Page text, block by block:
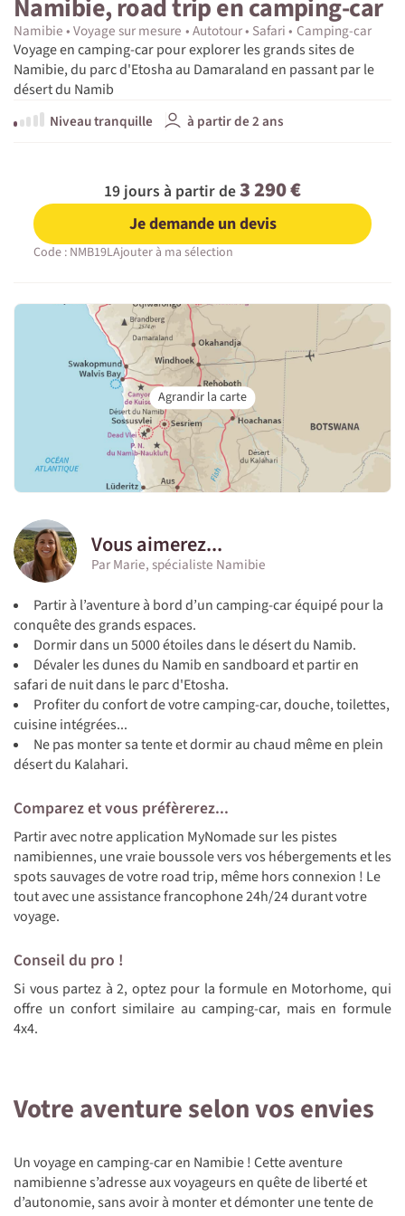
Namibie, road trip en camping-car
Namibie Voyage sur mesure Autotour Safari
Camping-car
Voyage en camping-car pour explorer les grands sites de
Namibie, du parc d'Etosha au Damaraland en passant par le
désert du Namib
Niveau tranquille
à partir de 2 ans
19 jours à partir de3 290 €
Je demande un devis
Code : NMB19LAjouter à ma sélection
Vous aimerez...
Par Marie, spécialiste Namibie
Partir à l’aventure à bord d’un camping-car équipé pour la
conquête des grands espaces.
Dormir dans un 5000 étoiles dans le désert du Namib.
Dévaler les dunes du Namib en sandboard et partir en
safari de nuit dans le parc d'Etosha.
Profiter du confort de votre camping-car, douche, toilettes,
cuisine intégrées...
Ne pas monter sa tente et dormir au chaud même en plein
désert du Kalahari.
Comparez et vous préfèrerez...
Partir avec notre application MyNomade sur les pistes
namibiennes, une vraie boussole vers vos hébergements et les
spots sauvages de votre road trip, même hors connexion ! Le
tout avec une assistance francophone 24h/24 durant votre
voyage.
Conseil du pro !
Si vous partez à 2, optez pour la formule en Motorhome, qui
offre un confort similaire au camping-car, mais en formule
4x4.
Votre aventure selon vos envies
Un voyage en camping-car en Namibie ! Cette aventure
namibienne s’adresse aux voyageurs en quête de liberté et
d’autonomie, sans avoir à monter et démonter une tente de